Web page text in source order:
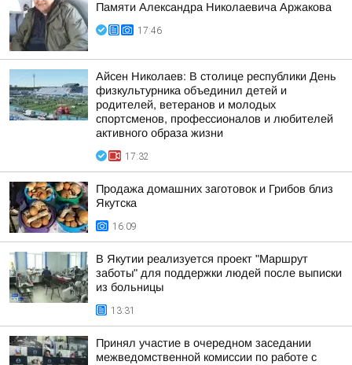
Памяти Александра Николаевича Аржакова
17:46
Айсен Николаев: В столице республики День
физкультурника объединил детей и
родителей, ветеранов и молодых
спортсменов, профессионалов и любителей
активного образа жизни
17:32
Продажа домашних заготовок и Грибов близ
Якутска
16:09
В Якутии реализуется проект "Маршрут
заботы" для поддержки людей после выписки
из больницы
13:31
Принял участие в очередном заседании
межведомственной комиссии по работе с